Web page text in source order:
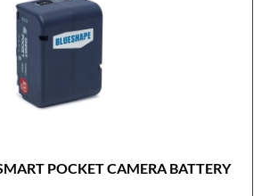
POCKET CAMERA BATTERY